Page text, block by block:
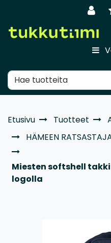
Etusivu Tuotteet
HÄMEEN
Miesten softshell
logolla